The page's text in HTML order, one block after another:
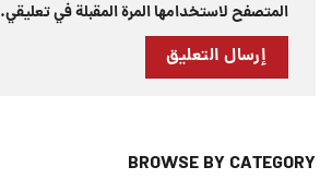
المتصفح لاستخدامها المرة المقبلة في تعليقي.
BROWSE BY CATEGORY